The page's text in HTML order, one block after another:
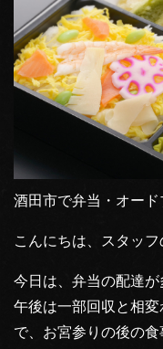
酒田市で弁当・オード
こんにちは、スタッフ
今日は、弁当の配達が
午後は一部回収と相
で、お宮参りの後の